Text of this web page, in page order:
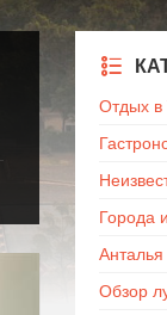
Отдых в
Города
Анталья
Обзор